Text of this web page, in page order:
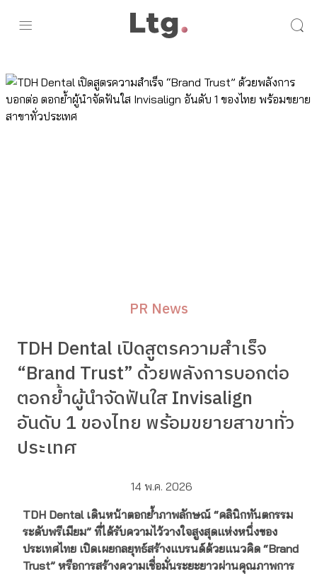
PR News
TDH Dental เปิดสูตรความสำเร็จ
“Brand Trust” ด้วยพลังการบอกต่อ
ตอกย้ำผู้นำจัดฟันใส Invisalign
อันดับ 1 ของไทย พร้อมขยายสาขาทั่ว
ประเทศ
14 พ.ค. 2026
TDH Dental เดินหน้าตอกย้ำภาพลักษณ์ “คลินิกทันตกรรม
ระดับพรีเมียม” ที่ได้รับความไว้วางใจสูงสุดแห่งหนึ่งของ
ประเทศไทย เปิดเผยกลยุทธ์สร้างแบรนด์ด้วยแนวคิด “Brand
Trust” หรือการสร้างความเชื่อมั่นระยะยาวผ่านคุณภาพการ